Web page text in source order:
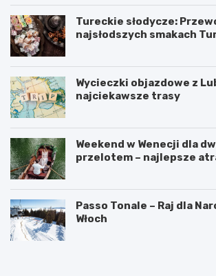
Tureckie słodycze:
najsłodszych smakach
Wycieczki objazdowe z
najciekawsze trasy
Weekend w Wenecji dla
przelotem – najlepsze
Passo Tonale – Raj dla
Włoch